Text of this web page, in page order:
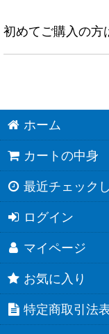
初めてご購入の方
ホーム
カートの中身
最近チェック
ログイン
マイページ
お気に入り
特定商取引法